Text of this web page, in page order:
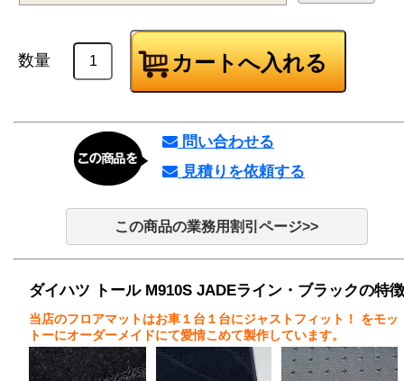
数量
問い合わせる
見積りを依頼する
この商品の業務用割引ページ>>
ダイハツ トール M910S JADEライン・ブラックの特徴
当店のフロアマットはお車１台１台にジャストフィット！
をモッ
トーにオーダーメイドにて愛情こめて製作しています。